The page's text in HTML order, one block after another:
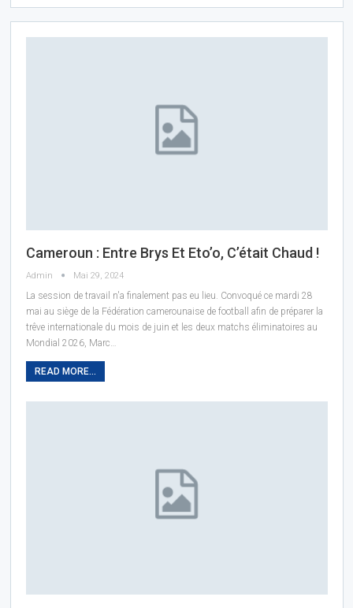
Cameroun : Entre Brys Et Eto’o, C’était Chaud !
Admin Mai 29, 2024
La session de travail n'a finalement pas eu lieu. Convoqué ce mardi 28
mai au siège de la Fédération camerounaise de football afin de préparer la
trêve internationale du mois de juin et les deux matchs éliminatoires au
Mondial 2026, Marc…
READ MORE...